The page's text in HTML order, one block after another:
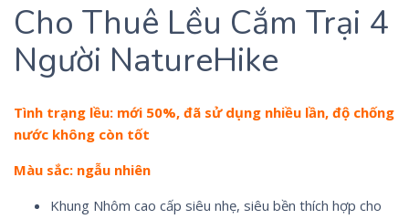
Cho Thuê Lều Cắm Trại 4
Người NatureHike
Tình trạng lều: mới 50%, đã sử dụng nhiều lần, độ chống
nước không còn tốt
Màu sắc: ngẫu nhiên
Khung Nhôm cao cấp siêu nhẹ, siêu bền thích hợp cho